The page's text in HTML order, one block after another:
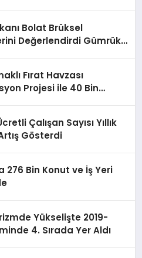
Bolat Brüksel
Değerlendirdi Gümrük
Fırat Havzası
Projesi ile 40 Bin
Çalışan Sayısı Yıllık
Gösterdi
276 Bin Konut ve İş Yeri
Yükselişte 2019-
4. Sırada Yer Aldı